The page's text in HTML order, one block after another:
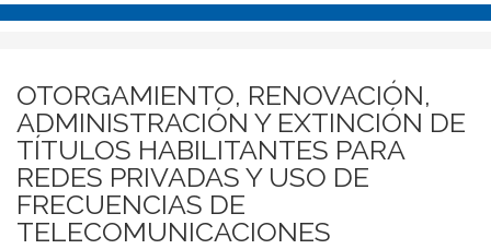
OTORGAMIENTO, RENOVACIÓN,
ADMINISTRACIÓN Y EXTINCIÓN DE
TÍTULOS HABILITANTES PARA
REDES PRIVADAS Y USO DE
FRECUENCIAS DE
TELECOMUNICACIONES